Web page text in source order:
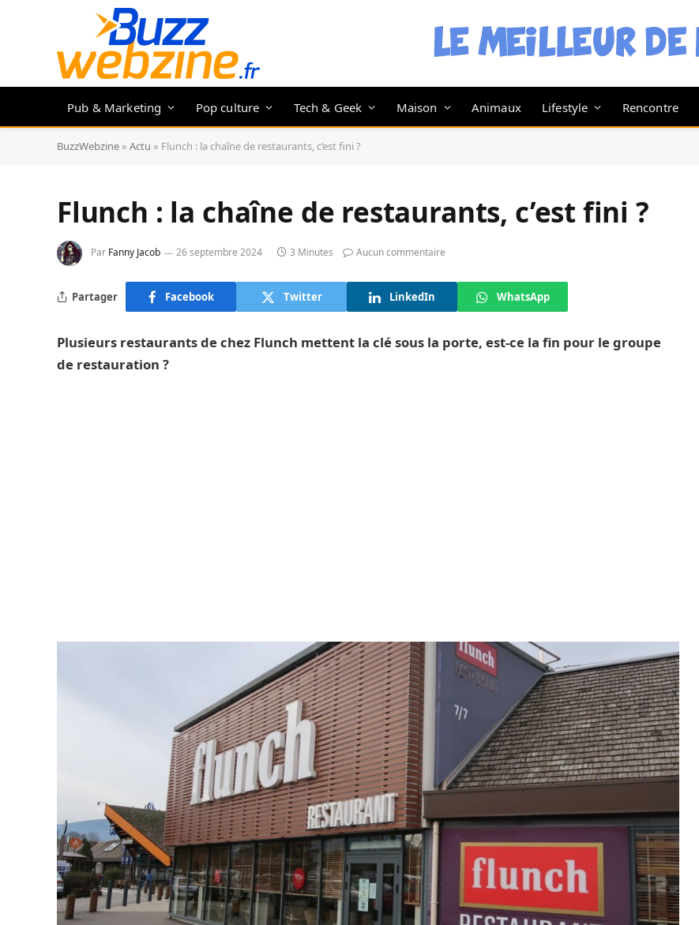
Pub & Marketing Pop culture Tech & Geek Maison Animaux Lifestyle Rencontre
BuzzWebzine » Actu » Flunch : la chaîne de restaurants, c’est fini ?
Flunch : la chaîne de restaurants, c’est fini ?
Par Fanny Jacob 26 septembre 2024 3 Minutes Aucun commentaire
Partager Facebook Twitter LinkedIn WhatsApp
Plusieurs restaurants de chez Flunch mettent la clé sous la porte, est-ce la fin pour le groupe
de restauration ?